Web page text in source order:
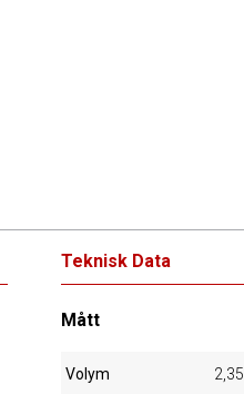
Teknisk Data
Mått
Volym 2,35 l